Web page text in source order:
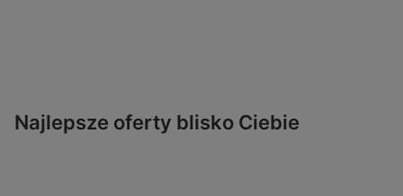
Najlepsze oferty blisko Ciebie